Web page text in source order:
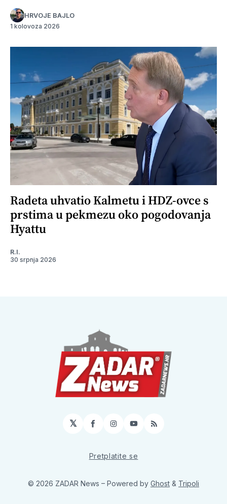
HRVOJE BAJLO
1 kolovoza 2026
Radeta uhvatio Kalmetu i HDZ-ovce s
prstima u pekmezu oko pogodovanja
Hyattu
R.I.
30 srpnja 2026
𝕏 Facebook
Instagram
YouTube
RSS
Pretplatite se
© 2026 ZADAR News – Powered by Ghost & Tripoli